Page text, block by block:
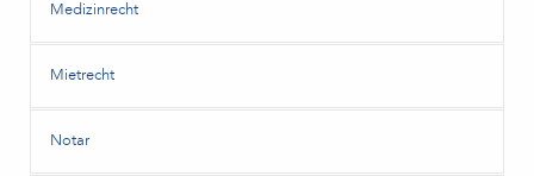
Medizinrecht
Mietrecht
Notar